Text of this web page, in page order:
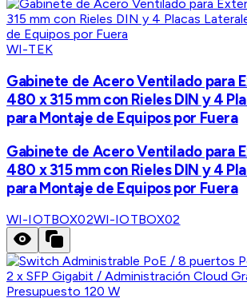
WI-TEK
Gabinete de Acero Ventilado para
480 x 315 mm con Rieles DIN y 4
para Montaje de Equipos por Fuera
Gabinete de Acero Ventilado para
480 x 315 mm con Rieles DIN y 4
para Montaje de Equipos por Fuera
WI-IOTBOX02WI-IOTBOX02